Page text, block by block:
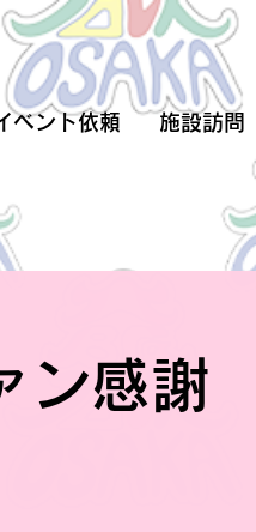
ベント依頼 施設訪問
ン感謝